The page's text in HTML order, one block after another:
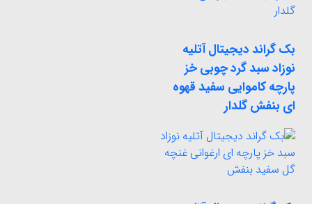
بک گراند دیجیتال آتلیه
نوزاد سبد گرد چوبی خز
پارچه کاموایی سفید قهوه
ای بنفش گلدار